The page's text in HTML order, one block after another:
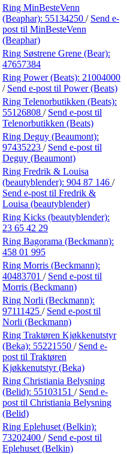
Ring MinBesteVenn
(Beaphar): 55134250 / Send e-
post til MinBesteVenn
(Beaphar)
Ring Søstrene Grene (Bear):
47657384
Ring Power (Beats): 21004000
/ Send e-post til Power (Beats)
Ring Telenorbutikken (Beats):
55126808 / Send e-post til
Telenorbutikken (Beats)
Ring Deguy (Beaumont):
97435223 / Send e-post til
Deguy (Beaumont)
Ring Fredrik & Louisa
(beautyblender): 904 87 146 /
Send e-post til Fredrik &
Louisa (beautyblender)
Ring Kicks (beautyblender):
23 65 42 29
Ring Bagorama (Beckmann):
458 01 995
Ring Morris (Beckmann):
40483701 / Send e-post til
Morris (Beckmann)
Ring Norli (Beckmann):
97111425 / Send e-post til
Norli (Beckmann)
Ring Traktøren Kjøkkenutstyr
(Beka): 55221550 / Send e-
post til Traktøren
Kjøkkenutstyr (Beka)
Ring Christiania Belysning
(Belid): 55103151 / Send e-
post til Christiania Belysning
(Belid)
Ring Eplehuset (Belkin):
73202400 / Send e-post til
Eplehuset (Belkin)